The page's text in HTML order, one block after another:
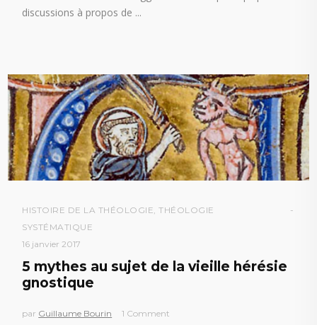
discussions à propos de
HISTOIRE DE LA THÉOLOGIE,THÉOLOGIE
SYSTÉMATIQUE
16 janvier 2017
5 mythes au sujet de la vieille hérésie
gnostique
par Guillaume Bourin 1 Comment